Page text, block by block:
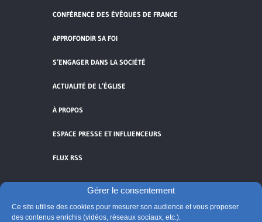
Gérer le consentement
Ce site utilise des cookies pour mesurer son audience et vous proposer
des contenus enrichis (vidéos, réseaux sociaux, etc.).
CONFÉRENCE DES ÉVÊQUES DE FRANCE
APPROFONDIR SA FOI
S’ENGAGER DANS LA SOCIÉTÉ
ACTUALITÉ DE L’ÉGLISE
À PROPOS
ESPACE PRESSE ET INFLUENCEURS
FLUX RSS
Cliquez pour accepter les cookies de